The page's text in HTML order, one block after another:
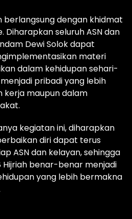
berlangsung dengan khidmat
Diharapkan seluruh ASN dan
Dewi Solok dapat
materi
dalam kehidupan sehari-
pribadi yang lebih
kerja maupun dalam
kegiatan ini, diharapkan
diri dapat terus
ASN dan kelayan, sehingga
Hijriah benar-benar menjadi
yang lebih bermakna